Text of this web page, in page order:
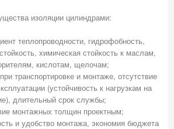
изоляции цилиндрами:
теплопроводности, гидрофобность,
химическая стойкость к маслам,
кислотам, щелочам;
транспортировке и монтаже, отсутствие
(устойчивость к нагрузкам на
длительный срок службы;
монтажных толщин проектным;
и удобство монтажа, экономия бюджета